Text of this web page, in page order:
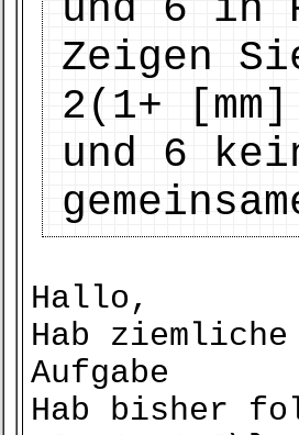
und 6 in
Zeigen
2(1+
und 6
Hallo,
Hab
Aufgabe
Hab bisher